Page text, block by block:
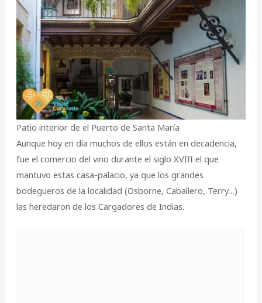
Patio interior de el Puerto de Santa María
Aunque hoy en día muchos de ellos están en decadencia,
fue el comercio del vino durante el siglo XVIII el que
mantuvo estas casa-palacio, ya que los grandes
bodegueros de la localidad (Osborne, Caballero, Terry…)
las heredaron de los Cargadores de Indias.